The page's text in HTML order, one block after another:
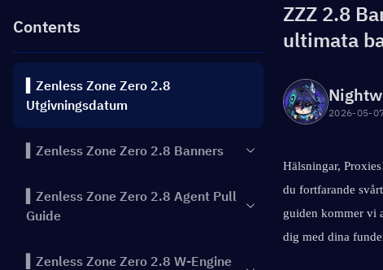
Contents
▍Zenless Zone Zero 2.8
Utgivningsdatum
▍Zenless Zone Zero 2.8 Banners
▍Zenless Zone Zero 2.8 Agent Pull
Guide
▍Zenless Zone Zero 2.8 W-Engine
ZZZ 2.8
ultimata
2026-05-
Hälsningar,
du fortfarande
guiden kommer vi
dig med dina